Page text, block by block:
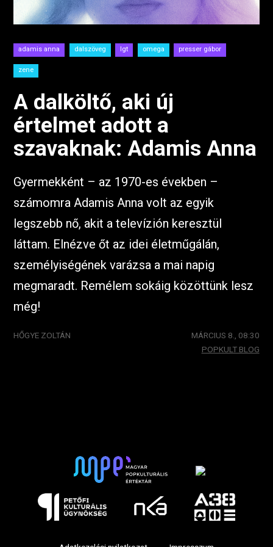
adamis anna dalszöveg lgt omega presser gábor
zene
A dalköltő, aki új
értelmet adott a
szavaknak: Adamis Anna
Gyermekként – az 1970-es években ­–
számomra Adamis Anna volt az egyik
legszebb nő, akit a televízión keresztül
láttam. Elnézve őt az idei életműgálán,
személyiségének varázsa a mai napig
megmaradt. Remélem sokáig közöttünk lesz
még!
HŐGYE ZOLTÁN
MÁRCIUS 8., 08:30
POPKULT BLOG